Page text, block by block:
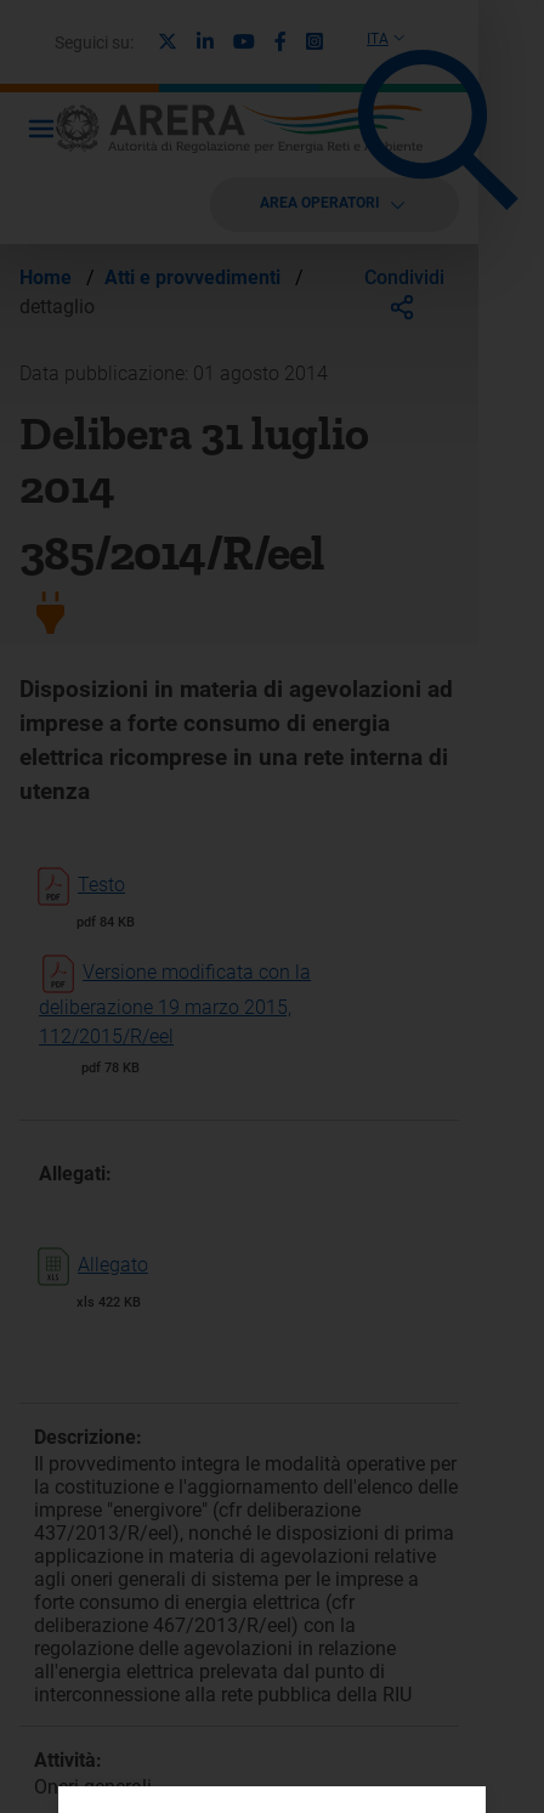
ITA
Seguici su: LinkedinYoutubeFacebook
Instagram
AREA OPERATORI
Home / Atti e provvedimenti
/
dettaglio
Condividi
Data pubblicazione: 01 agosto 2014
Delibera 31 luglio
2014
385/2014/R/eel
Disposizioni in materia di agevolazioni ad
imprese a forte consumo di energia
elettrica ricomprese in una rete interna di
utenza
Testo
pdf 84 KB
Versione modificata con la
deliberazione 19 marzo 2015,
112/2015/R/eel
pdf 78 KB
Allegati:
Allegato
xls 422 KB
Descrizione:
Il provvedimento integra le modalità operative per
la costituzione e l'aggiornamento dell'elenco delle
imprese "energivore" (cfr deliberazione
437/2013/R/eel), nonché le disposizioni di prima
applicazione in materia di agevolazioni relative
agli oneri generali di sistema per le imprese a
forte consumo di energia elettrica (cfr
deliberazione 467/2013/R/eel) con la
regolazione delle agevolazioni in relazione
all'energia elettrica prelevata dal punto di
interconnessione alla rete pubblica della RIU
Attività:
Oneri generali